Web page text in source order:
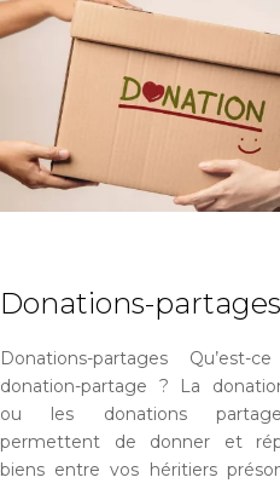
Donations-partages
Donations-partages Qu’est-
donation-partage ? La
ou les donations
permettent de donner et
biens entre vos héritiers